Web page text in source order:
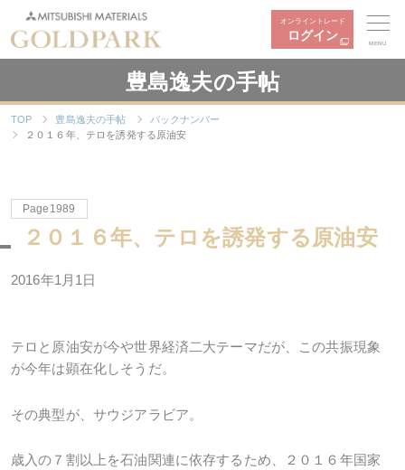
オンライントレード
ログイン
MENU
豊島逸夫の手帖
TOP 豊島逸夫の手帖
バックナンバー
２０１６年、テロを誘発する原油安
Page1989
２０１６年、テロを誘発する原油安
2016年1月1日
テロと原油安が今や世界経済二大テーマだが、この共振現象
が今年は顕在化しそうだ。
その典型が、サウジアラビア。
歳入の７割以上を石油関連に依存するため、２０１６年国家